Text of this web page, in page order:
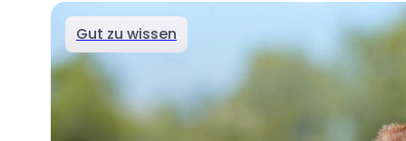
Gut zu wissen